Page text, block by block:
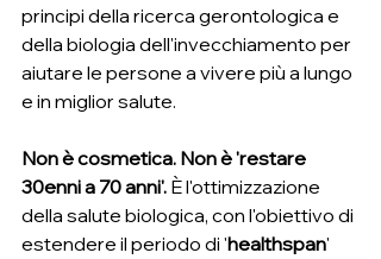
principi della ricerca gerontologica e
della biologia dell'invecchiamento per
aiutare le persone a vivere più a lungo
e in miglior salute.
Non è cosmetica. Non è 'restare
30enni a 70 anni'. È l'ottimizzazione
della salute biologica, con l'obiettivo di
estendere il periodo di 'healthspan'